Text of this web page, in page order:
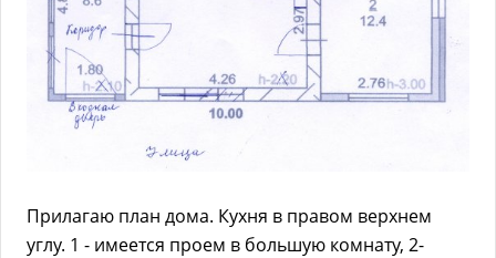
Прилагаю план дома. Кухня в правом верхнем
углу. 1 - имеется проем в большую комнату, 2-